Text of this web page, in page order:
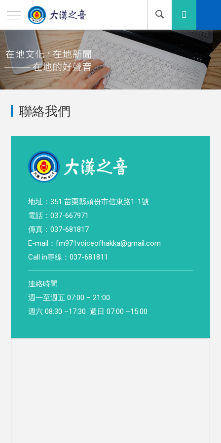
聯絡我們
地址：351 苗栗縣頭份市信東路1-1號
電話：037-667971
傳真：037-681817
E-mail：fm971voiceofhakka@gmail.com
Call in專線：037-681811
連絡時間
週一至週五 07:00 – 21:00
週六 08:30 –17:30 週日 07:00 –15:00